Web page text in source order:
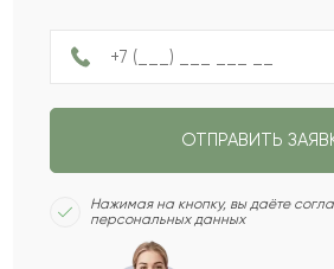
Н Нинна
Рысалды
ОТПРАВИТЬ
Нажимая на кнопку, вы даёте
персональных данных